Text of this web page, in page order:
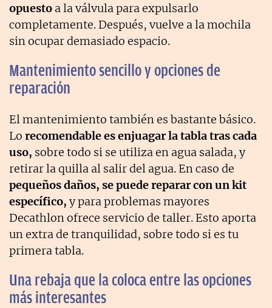
opuesto a la válvula para expulsarlo
completamente. Después, vuelve a la mochila
sin ocupar demasiado espacio.
Mantenimiento sencillo y opciones de
reparación
El mantenimiento también es bastante básico.
Lo recomendable es enjuagar la tabla tras cada
uso, sobre todo si se utiliza en agua salada, y
retirar la quilla al salir del agua. En caso de
pequeños daños, se puede reparar con un kit
específico, y para problemas mayores
Decathlon ofrece servicio de taller. Esto aporta
un extra de tranquilidad, sobre todo si es tu
primera tabla.
Una rebaja que la coloca entre las opciones
más interesantes